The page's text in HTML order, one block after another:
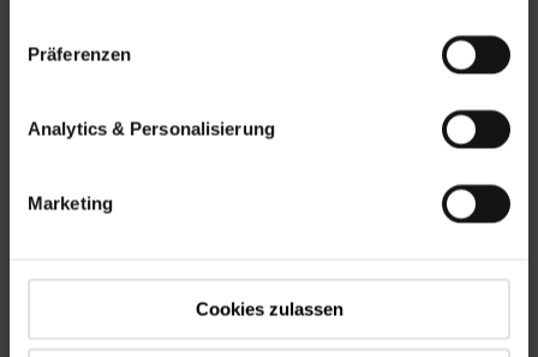
Präferenzen
Analytics & Personalisierung
Marketing
Cookies zulassen
Roto Dakramen in de